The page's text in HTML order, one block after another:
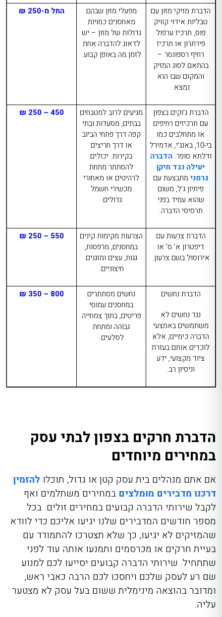
הדברת מזיקי מזון עם
טבליות אידוי קוויק
פוס, תרכיז ערפול
פירתרון או תרכיז
רחיף רספונסר –
בהתאם לסוג המזיק
והמקום שבו הוא
נמצא.
מפעלי מזון שבהם
מאחסנים כמויות
גדולות של מזון – יש
לדאוג להדברה אחת
לזמן מה באופן קבוע.
החל מ-250 ₪
הדברת ג’וקים בצפון
עם תרכיזים רחיפים
או מתחלבים כמו
בי-10, באנג’י, אדמירל
ודלתא סופר.הדברה
יעילה נגד תיקן
גרמני מתבצעת עם
פיתיון ג’ל, משום
שהוא עמיד בפני
תרסיסי הדברה.
מגיעים לרוב למטבחים
בבתים, מסעדות ובתי
קפה דרך פתחי הביוב
או דרך חריצים
בקירות. יכולים
להסתתר מתחת
לרהיטים או מאחורי
מכשירי חשמל
גדולים.
450 – 250 ₪
הדברת צרעות עם
דיפטרון א’.ס’ או
אירוסול בשם צרעון.
הצרעות מקימות קינים
במחסנים, מרפסות,
גגות, עצים ומזגנים
חיצוניים.
550 – 250 ₪
הדברת נחשים
נגד נחשים לא
משתמשים באמצעי
הדברה כימיים, אלא
לוכדים אותם בעזרת
ציוד מקצועי, ידע
וניסיון רב.
נחשים מסתתרים
במחסנים עמוסי
פריטים, בתוך צמחייה
גבוהה ומתחת
לסלעים.
800 – 350 ₪
הדברת חרקים בצפון לבתי עסק
במחירים מיוחדים
אם אתם מנהלים בית עסק קטן או גדול, תוכלו להזמין
דרכנו מדבירים מומלצים במחירים משתלמים ואף
לקבל שירותי הדברה קבועים במחירים זולים. בכל
מספר חודשים המדבירים שלנו יגיעו אליכם כדי לוודא
שהמזיקים לא יגיעו, כך שלא תצטרכו להתמודד עם
בעיית חרקים או מכרסמים ותמנעו אותה עוד לפני
שתתחיל. שירותי הדברה קבועים יסייעו לכם למנוע
שם רע לעסק שלכם ויחסכו לכם הרבה כאבי ראש,
ומדובר בהוצאה מינימלית ששום בעל עסק לא מצטער
עליה.